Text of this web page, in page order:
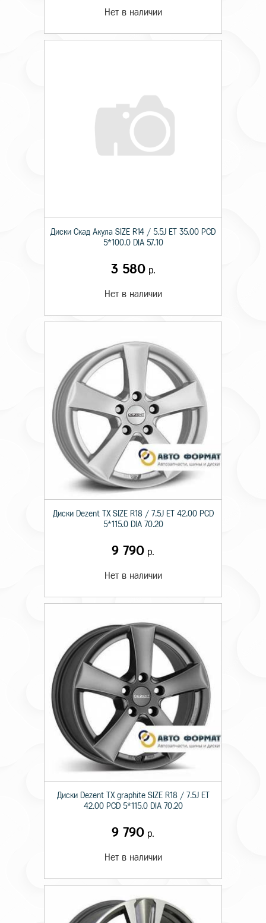
Нет в наличии
Диски Скад Акула SIZE R14 / 5.5J ET 35.00 PCD
5*100.0 DIA 57.10
3 580р.
Нет в наличии
Диски Dezent TX SIZE R18 / 7.5J ET 42.00 PCD
5*115.0 DIA 70.20
9 790 р.
Нет в наличии
Диски Dezent TX graphite SIZE R18 / 7.5J ET
42.00 PCD 5*115.0 DIA 70.20
9 790 р.
Нет в наличии